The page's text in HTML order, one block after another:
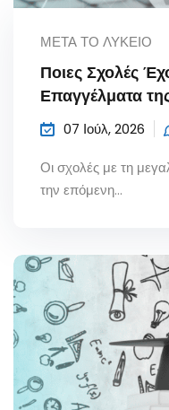
ΜΕΤΆ ΤΟ ΛΎΚΕΙΟ
Ποιες Σχολές
Επαγγέλματα
07 Ιούλ, 2026
Οι σχολές με τη
την επόμενη...